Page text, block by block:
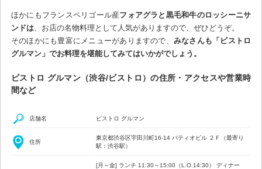
ほかにもフランスペリゴール産フォアグラと黒毛和牛のロッシーニサ
ンドは、お店の名物料理として人気がありますので、ぜひどうぞ。
そのほかにも豊富にメニューがありますので、 みなさんも「ビストロ
グルマン」でお料理を堪能してみてはいかがでしょう。
ビストロ グルマン（渋谷/ビストロ）の住所・アクセスや営業時
間など
店舗名 ビストロ グルマン
住所
東京都渋谷区宇田川町16-14 パティオビル ２Ｆ（最寄り
駅：渋谷駅）
[月～金] ランチ 11:30～15:00（L.O.14:30） ディナー